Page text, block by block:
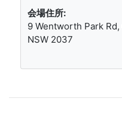
会場住所:
9 Wentworth Park Rd,
NSW 2037